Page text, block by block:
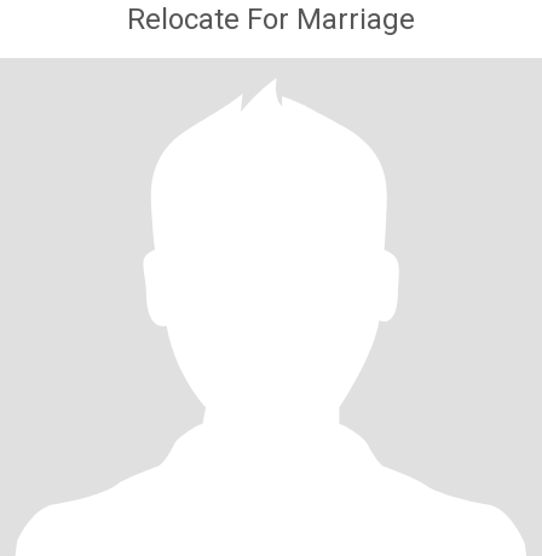
Relocate For Marriage